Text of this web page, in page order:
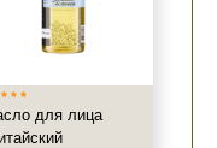
для лица